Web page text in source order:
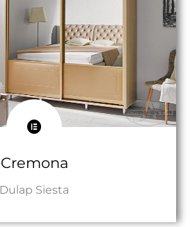
Cremona
Dulap Siesta